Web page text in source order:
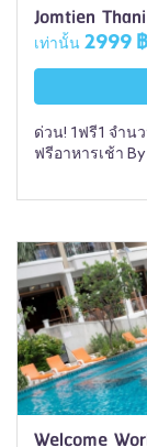
Jomtien
เท่านั้น 2999 ฿
ด่วน! 1ฟรี1 จำน
ฟรีอาหารเช้า